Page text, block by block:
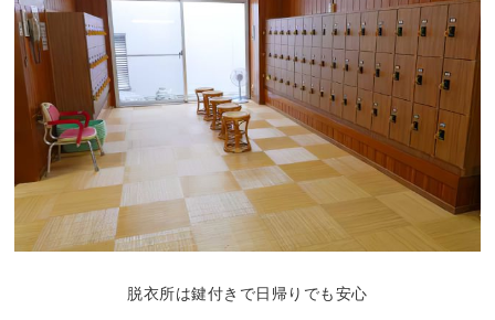
脱衣所は鍵付きで日帰りでも安心